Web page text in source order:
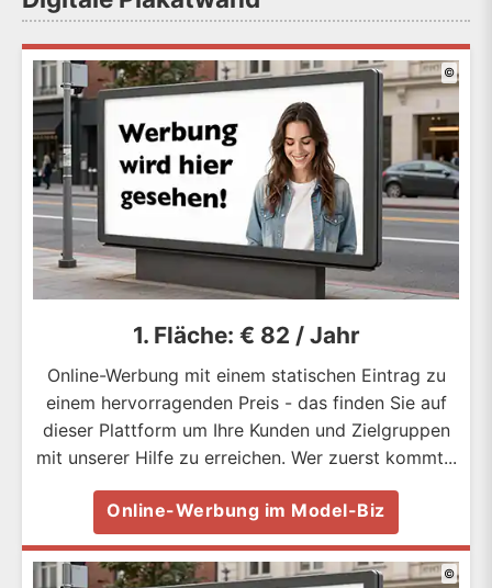
©
1. Fläche: € 82 / Jahr
Online-Werbung mit einem statischen Eintrag zu
einem hervorragenden Preis - das finden Sie auf
dieser Plattform um Ihre Kunden und Zielgruppen
mit unserer Hilfe zu erreichen. Wer zuerst kommt...
Online-Werbung im Model-Biz
©